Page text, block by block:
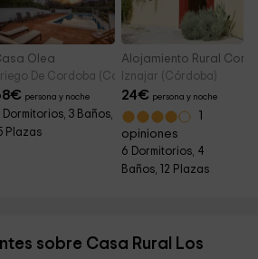
Olea
De Cordoba (Córdoba)
€ persona y noche
Dormitorios, 3 Baños,
Plazas
Alojamiento Rural
Iznajar (Córdoba)
24€ persona y noche
opiniones
6 Dormitorios, 4
Baños, 12 Plazas
sobre Casa Rural Los